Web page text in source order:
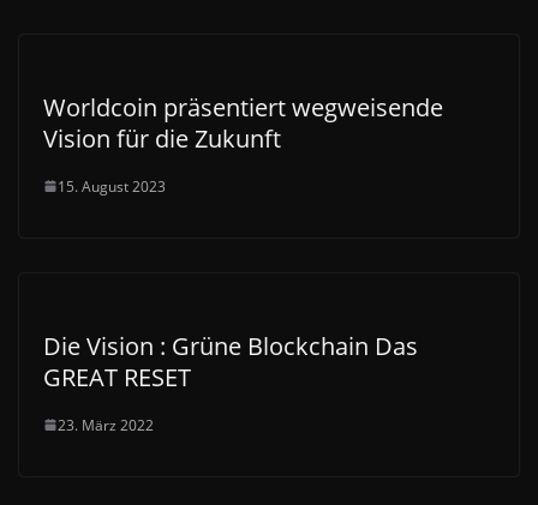
Worldcoin präsentiert wegweisende
Vision für die Zukunft
15. August 2023
Die Vision : Grüne Blockchain Das
GREAT RESET
23. März 2022